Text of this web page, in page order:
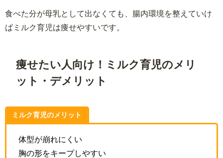
食べた分が母乳として出なくても、腸内環境を整えていけ
ばミルク育児は痩せやすいです。
痩せたい人向け！ミルク育児のメリ
ット・デメリット
ミルク育児のメリット
体型が崩れにくい
胸の形をキープしやすい